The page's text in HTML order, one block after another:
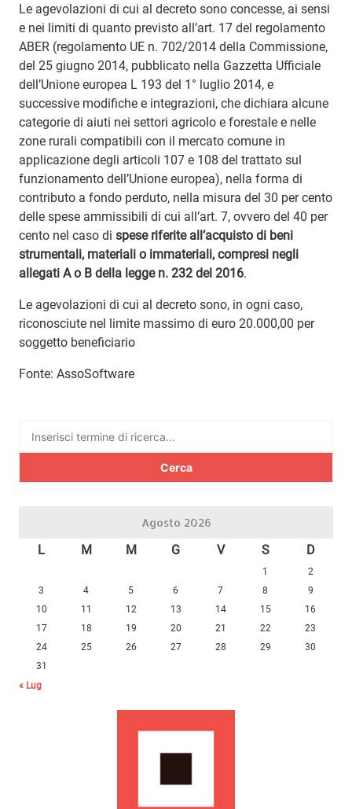
Le agevolazioni di cui al decreto sono concesse, ai sensi
e nei limiti di quanto previsto all’art. 17 del regolamento
ABER (regolamento UE n. 702/2014 della Commissione,
del 25 giugno 2014, pubblicato nella Gazzetta Ufficiale
dell’Unione europea L 193 del 1° luglio 2014, e
successive modifiche e integrazioni, che dichiara alcune
categorie di aiuti nei settori agricolo e forestale e nelle
zone rurali compatibili con il mercato comune in
applicazione degli articoli 107 e 108 del trattato sul
funzionamento dell’Unione europea), nella forma di
contributo a fondo perduto, nella misura del 30 per cento
delle spese ammissibili di cui all’art. 7, ovvero del 40 per
cento nel caso di spese riferite all’acquisto di beni
strumentali, materiali o immateriali, compresi negli
allegati A o B della legge n. 232 del 2016.
Le agevolazioni di cui al decreto sono, in ogni caso,
riconosciute nel limite massimo di euro 20.000,00 per
soggetto beneficiario
Fonte: AssoSoftware
Ricerca
Agosto 2026
L M M G V S D
1
2
3
4 5 6 7 8
9
10
11 12 13 14 15
16
17
18 19 20 21 22
23
24
25 26 27 28 29
30
31
« Lug